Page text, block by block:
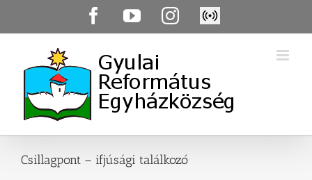
FacebookYouTubeInstagram
Élő
közvetítés
Csillagpont – ifjúsági találkozó